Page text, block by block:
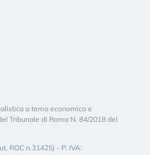
a tema economico e
Tribunale di Roma N. 84/2018 del
ROC n.31425) - P. IVA: